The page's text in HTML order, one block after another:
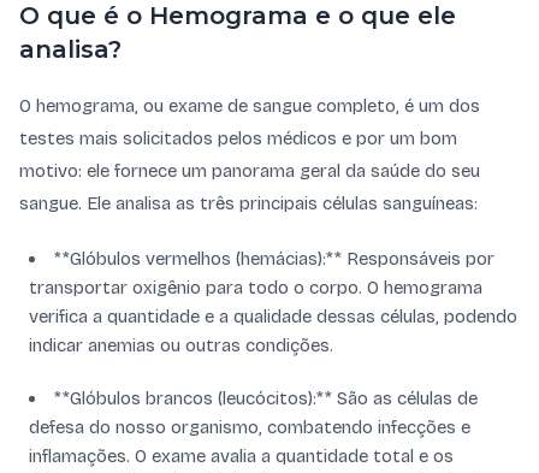
O que é o Hemograma e o que ele
analisa?
O hemograma, ou exame de sangue completo, é um dos
testes mais solicitados pelos médicos e por um bom
motivo: ele fornece um panorama geral da saúde do seu
sangue. Ele analisa as três principais células sanguíneas:
**Glóbulos vermelhos (hemácias):** Responsáveis por
transportar oxigênio para todo o corpo. O hemograma
verifica a quantidade e a qualidade dessas células, podendo
indicar anemias ou outras condições.
**Glóbulos brancos (leucócitos):** São as células de
defesa do nosso organismo, combatendo infecções e
inflamações. O exame avalia a quantidade total e os